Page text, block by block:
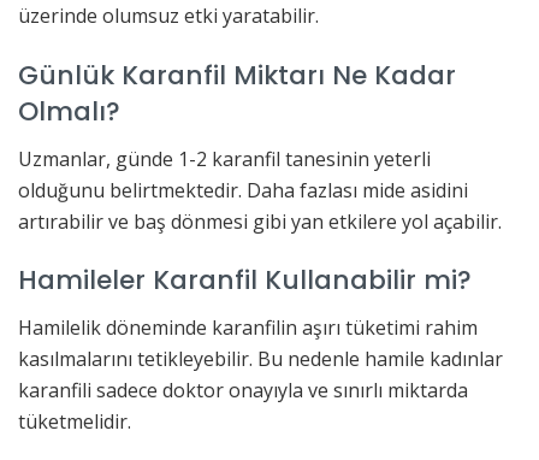
üzerinde olumsuz etki yaratabilir.
Günlük Karanfil Miktarı Ne Kadar
Olmalı?
Uzmanlar, günde 1-2 karanfil tanesinin yeterli
olduğunu belirtmektedir. Daha fazlası mide asidini
artırabilir ve baş dönmesi gibi yan etkilere yol açabilir.
Hamileler Karanfil Kullanabilir mi?
Hamilelik döneminde karanfilin aşırı tüketimi rahim
kasılmalarını tetikleyebilir. Bu nedenle hamile kadınlar
karanfili sadece doktor onayıyla ve sınırlı miktarda
tüketmelidir.